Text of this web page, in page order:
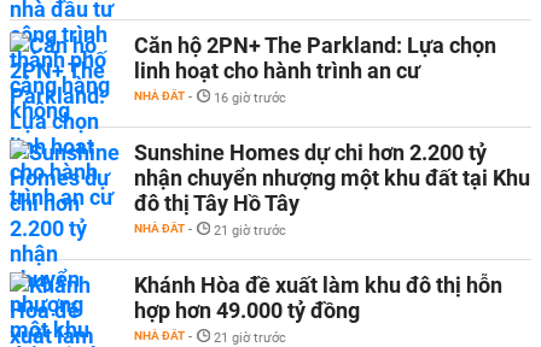
Căn hộ 2PN+ The Parkland: Lựa chọn
linh hoạt cho hành trình an cư
NHÀ ĐẤT - 16 giờ trước
Sunshine Homes dự chi hơn 2.200 tỷ
nhận chuyển nhượng một khu đất tại Khu
đô thị Tây Hồ Tây
NHÀ ĐẤT - 21 giờ trước
Khánh Hòa đề xuất làm khu đô thị hỗn
hợp hơn 49.000 tỷ đồng
NHÀ ĐẤT - 21 giờ trước